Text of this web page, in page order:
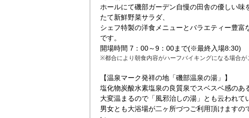
ホールにて磯部ガーデン自慢の田舎の優しい味
たて新鮮野菜サラダ、
シェフ特製の洋食メニューとバラエティー豊富
です。
開場時間 7：00～9：00まで(※最終入場8:30)
※都合により朝食内容がハーフバイキングになる場合が
【温泉マーク発祥の地「磯部温泉の湯」】
塩化物炭酸水素塩泉の良質泉でスベスベ感のあ
大変温まるので「風邪治しの湯」とも云われて
男女とも大浴場が二ヶ所づつご利用頂けますの